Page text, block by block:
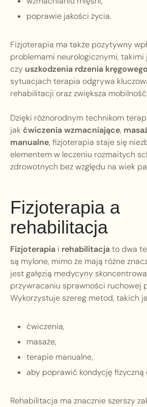
poprawie jakości życia.
Fizjoterapia ma także pozytywny
problemami neurologicznymi, takimi
czy uszkodzenia rdzenia kręgowego
sytuacjach terapia odgrywa
rehabilitacji oraz zwiększa
Dzięki różnorodnym technikom
jak ćwiczenia wzmacniające,
manualne, fizjoterapia staje się
elementem w leczeniu rozmaitych
zdrowotnych bez względu na wiek
Fizjoterapia a
rehabilitacja
Fizjoterapia i rehabilitacjato dwa
są mylone, mimo że mają różne
jest gałęzią medycyny
przywracaniu sprawności ruchowej
Wykorzystuje szereg metod, takich
ćwiczenia,
masaże,
terapie manualne,
aby poprawić kondycję fizyczną
Rehabilitacja ma znacznie szerszy